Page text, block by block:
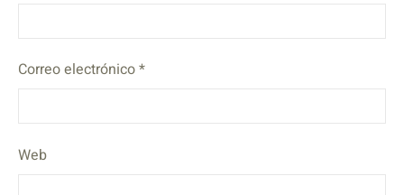
Correo electrónico*
Web